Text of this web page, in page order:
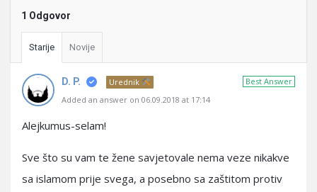
1 Odgovor
Starije Novije
Best Answer
D. P.
Urednik
Added an answer on 06.09.2018 at 17:14
Alejkumus-selam!
Sve što su vam te žene savjetovale nema veze nikakve
sa islamom prije svega, a posebno sa zaštitom protiv